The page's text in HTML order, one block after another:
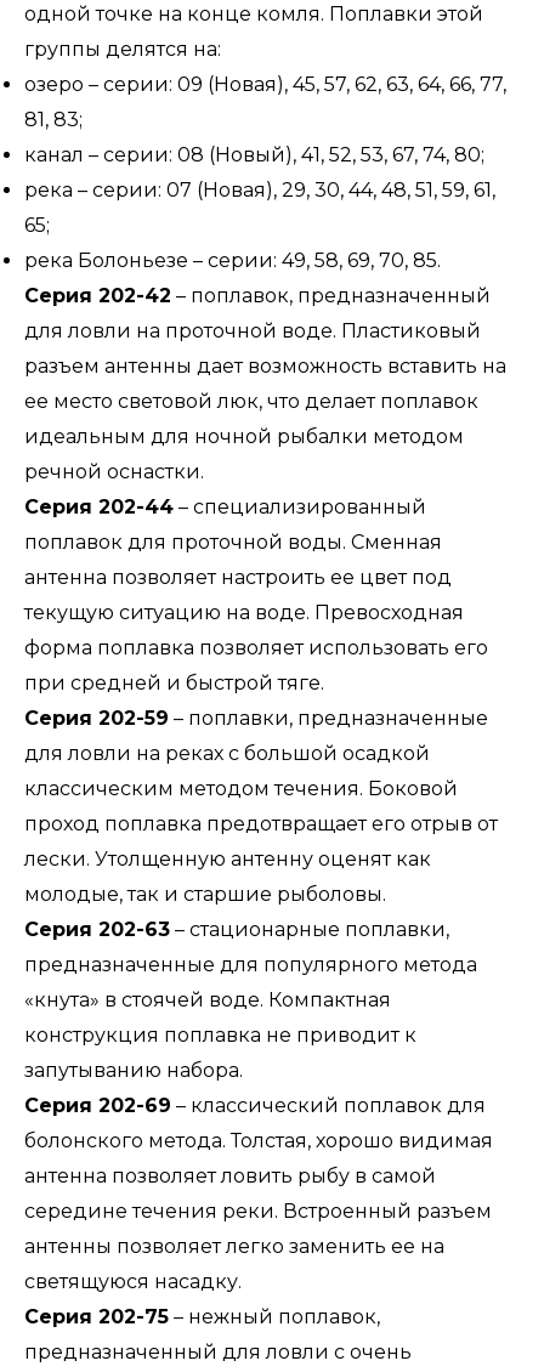
одной точке на конце комля. Поплавки этой
группы делятся на:
озеро – серии: 09 (Новая), 45, 57, 62, 63, 64, 66, 77,
81, 83;
канал – серии: 08 (Новый), 41, 52, 53, 67, 74, 80;
река – серии: 07 (Новая), 29, 30, 44, 48, 51, 59, 61,
65;
река Болоньезе – серии: 49, 58, 69, 70, 85.
Серия 202-42 – поплавок, предназначенный
для ловли на проточной воде. Пластиковый
разъем антенны дает возможность вставить на
ее место световой люк, что делает поплавок
идеальным для ночной рыбалки методом
речной оснастки.
Серия 202-44 – специализированный
поплавок для проточной воды. Сменная
антенна позволяет настроить ее цвет под
текущую ситуацию на воде. Превосходная
форма поплавка позволяет использовать его
при средней и быстрой тяге.
Серия 202-59 – поплавки, предназначенные
для ловли на реках с большой осадкой
классическим методом течения. Боковой
проход поплавка предотвращает его отрыв от
лески. Утолщенную антенну оценят как
молодые, так и старшие рыболовы.
Серия 202-63 – стационарные поплавки,
предназначенные для популярного метода
«кнута» в стоячей воде. Компактная
конструкция поплавка не приводит к
запутыванию набора.
Серия 202-69 – классический поплавок для
болонского метода. Толстая, хорошо видимая
антенна позволяет ловить рыбу в самой
середине течения реки. Встроенный разъем
антенны позволяет легко заменить ее на
светящуюся насадку.
Серия 202-75 – нежный поплавок,
предназначенный для ловли с очень